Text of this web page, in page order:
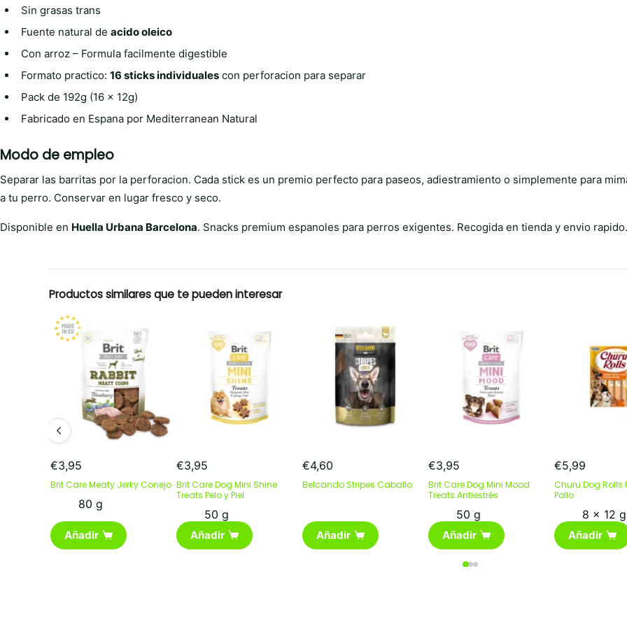
Sin grasas trans
Fuente natural de acido oleico
Con arroz – Formula facilmente digestible
Formato practico: 16 sticks individuales con perforacion para separar
Pack de 192g (16 x 12g)
Fabricado en Espana por Mediterranean Natural
Modo de empleo
Separar las barritas por la perforacion. Cada stick es un premio perfecto para paseos, adiestramiento o simplemente para
a tu perro. Conservar en lugar fresco y seco.
Disponible en Huella Urbana Barcelona. Snacks premium espanoles para perros exigentes. Recogida en tienda y envio rapido.
Productos similares que te pueden interesar
€3,95
Brit Care Meaty Jerky Conejo
80 g
Añadir
€3,95
Brit Care Dog Mini Shine
Treats Pelo y Piel
50 g
Añadir
€4,60
Belcando Stripes Caballo
Añadir
€3,95
Brit Care Dog Mini Mood
Treats Antiestrés
50 g
Añadir
€5,99
Churu Dog Rolls
Pollo
8 x 12 g
Añadir